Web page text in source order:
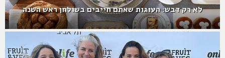
לא רק דבש: העוגות שאתם חייבים בשולחן ראש השנה